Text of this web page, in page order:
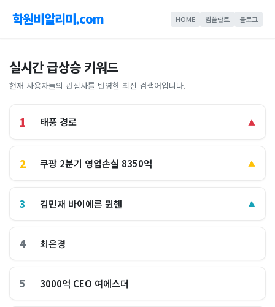
학원비알리미.com HOME 임플란트 블로그
실시간 급상승 키워드
현재 사용자들의 관심사를 반영한 최신 검색어입니다.
1 태풍 경로 ▲
2 쿠팡 2분기 영업손실 8350억 ▲
3 김민재 바이에른 뮌헨 ▲
4 최은경 ―
5 3000억 CEO 여에스더 ―